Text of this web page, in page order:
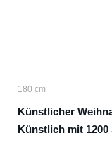
180 cm
Künstlicher
Künstlich mit